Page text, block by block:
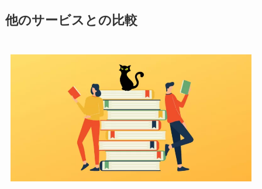
他のサービスとの比較